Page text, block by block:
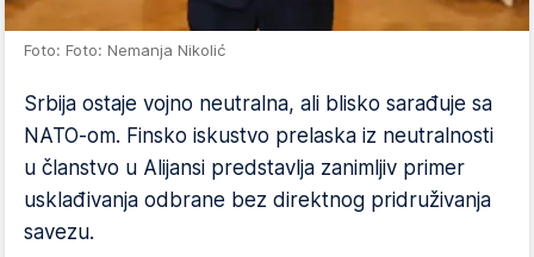
Foto: Foto: Nemanja Nikolić
Srbija ostaje vojno neutralna, ali blisko sarađuje sa
NATO-om. Finsko iskustvo prelaska iz neutralnosti
u članstvo u Alijansi predstavlja zanimljiv primer
usklađivanja odbrane bez direktnog pridruživanja
savezu.